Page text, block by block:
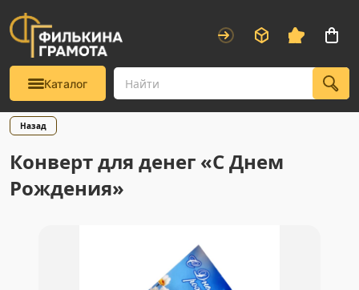
Каталог
Назад
Конверт для денег «С Днем
Рождения»